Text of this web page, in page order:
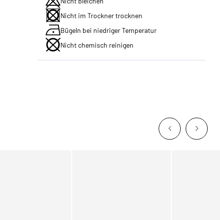
Nicht im Trockner trocknen
Bügeln bei niedriger Temperatur
Nicht chemisch reinigen